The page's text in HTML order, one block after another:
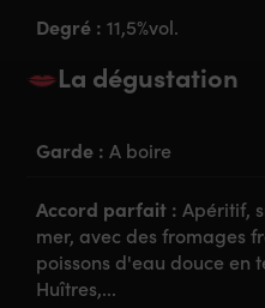
Degré :11,5%vol.
La dégustation
Garde :A boire
Accord parfait :Apéritif,
mer, avec des fromages
poissons d'eau douce en
Huîtres,...